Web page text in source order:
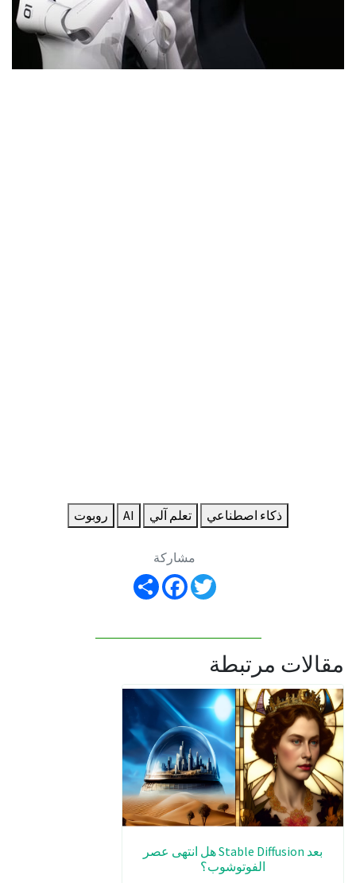
ذكاء اصطناعي تعلم آلي AI روبوت
مشاركة
Share
FacebookTwitter
مقالات مرتبطة
بعد Stable Diffusion هل انتهى عصر
الفوتوشوب؟